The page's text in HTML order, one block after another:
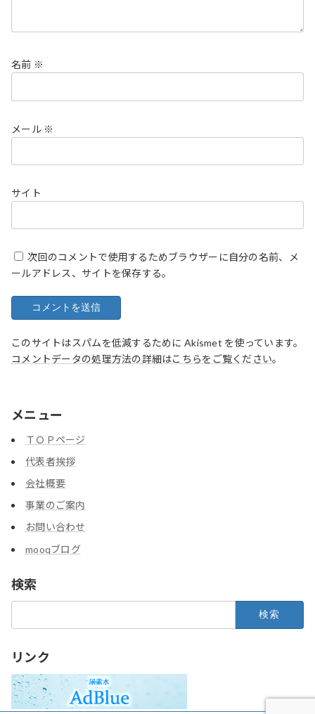
名前 ※
メール ※
サイト
次回のコメントで使用するためブラウザーに自分の名前、メ
ールアドレス、サイトを保存する。
このサイトはスパムを低減するために Akismet を使っています。
コメントデータの処理方法の詳細はこちらをご覧ください。
メニュー
ＴＯＰページ
代表者挨拶
会社概要
事業のご案内
お問い合わせ
mooqブログ
検索
リンク